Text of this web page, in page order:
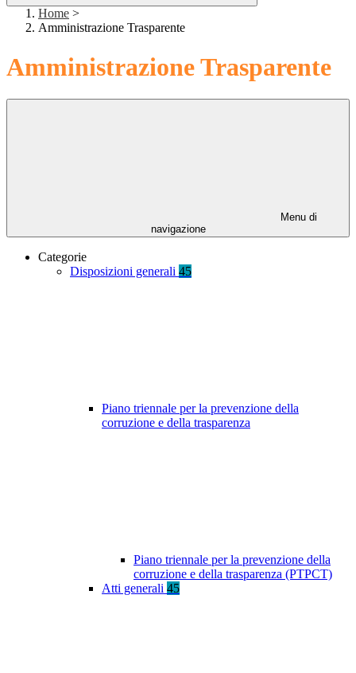
Home >
Amministrazione Trasparente
Amministrazione Trasparente
Menu di
navigazione
Categorie
Disposizioni generali 45
Piano triennale per la prevenzione della
corruzione e della trasparenza
Piano triennale per la prevenzione della
corruzione e della trasparenza (PTPCT)
Atti generali 45